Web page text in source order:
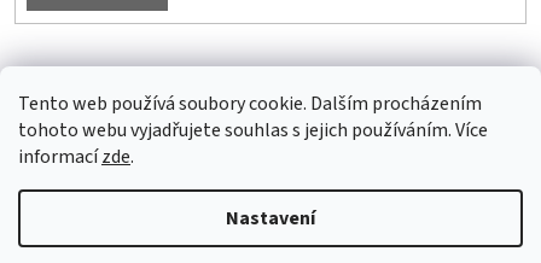
Tento web používá soubory cookie. Dalším procházením
tohoto webu vyjadřujete souhlas s jejich používáním. Více
informacízde.
Nastavení
Facebook